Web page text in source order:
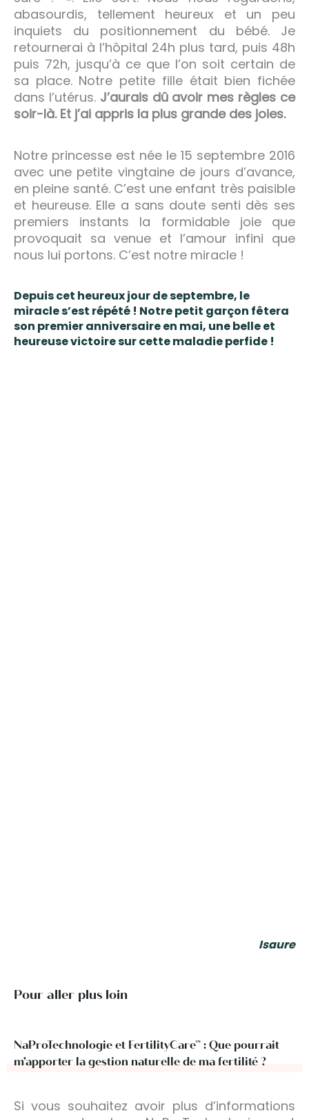
abasourdis, tellement heureux et un peu
inquiets du positionnement du bébé. Je
retournerai à l’hôpital 24h plus tard, puis 48h
puis 72h, jusqu’à ce que l’on soit certain de
sa place. Notre petite fille était bien fichée
dans l’utérus. J’aurais dû avoir mes règles ce
soir-là. Et j’ai appris la plus grande des joies.
Notre princesse est née le 15 septembre 2016
avec une petite vingtaine de jours d’avance,
en pleine santé. C’est une enfant très paisible
et heureuse. Elle a sans doute senti dès ses
premiers instants la formidable joie que
provoquait sa venue et l’amour infini que
nous lui portons. C’est notre miracle !
Depuis cet heureux jour de septembre, le
miracle s’est répété ! Notre petit garçon fêtera
son premier anniversaire en mai, une belle et
heureuse victoire sur cette maladie perfide !
Isaure
Pour aller plus loin
NaProTechnologie et FertilityCare™ : Que pourrait
m’apporter la gestion naturelle de ma fertilité ?
Si vous souhaitez avoir plus d’informations